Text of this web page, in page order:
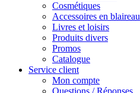
Cosmétiques
Accessoires en blaireau
Livres et loisirs
Produits divers
Promos
Catalogue
Service client
Mon compte
Questions / Réponses